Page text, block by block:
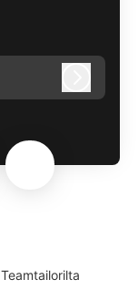
Teamtailorilta